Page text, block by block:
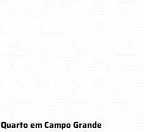
em Campo Grande